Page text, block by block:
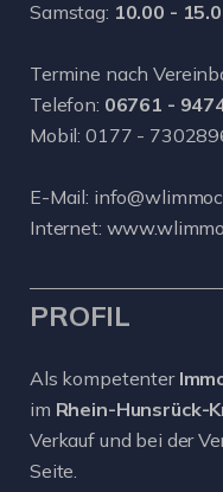
Samstag: 10.00 -
Termine nach
Telefon: 06761 -
Mobil: 0177 -
E-Mail:
Internet:
PROFIL
Als kompetenter
im Rhein-Hunsrück-
Verkauf und bei der
Seite.